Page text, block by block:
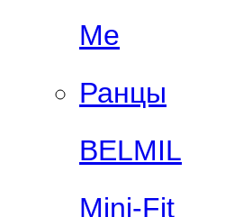
Me
Ранцы
BELMIL
Mini-Fit